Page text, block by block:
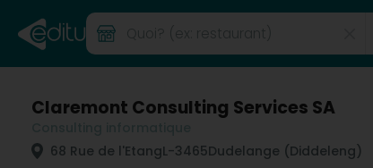
Claremont Consulting Services SA
68 Rue de l'EtangL-3465Dudelange (Diddeleng)